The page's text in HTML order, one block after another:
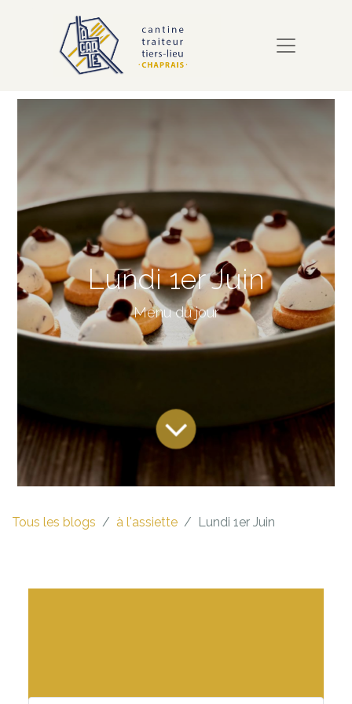
Lundi 1er Juin
Menu du jour
Tous les blogs à l'assiette Lundi 1er Juin